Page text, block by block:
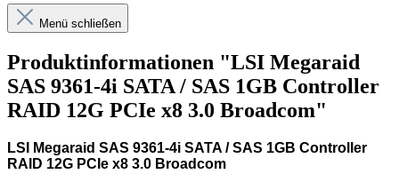
Menü schließen
Produktinformationen "LSI Megaraid
SAS 9361-4i SATA / SAS 1GB Controller
RAID 12G PCIe x8 3.0 Broadcom"
LSI Megaraid SAS 9361-4i SATA / SAS 1GB Controller
RAID 12G PCIe x8 3.0 Broadcom